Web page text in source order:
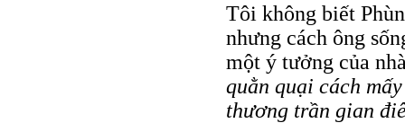
Tôi không biết
nhưng cách ông
một ý tưởng của
quằn quại cách
thương trần gian